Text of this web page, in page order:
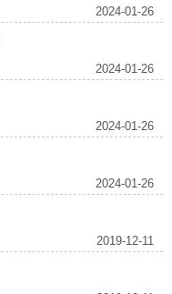
2024-01-26
2024-01-26
2024-01-26
2024-01-26
2019-12-11